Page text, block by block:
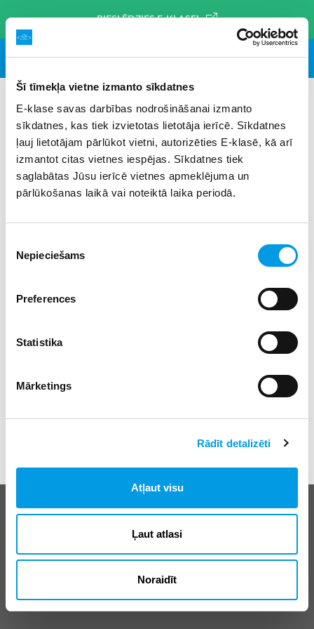
Šī tīmekļa vietne izmanto sīkdatnes
E-klase savas darbības nodrošināšanai izmanto
sīkdatnes, kas tiek izvietotas lietotāja ierīcē. Sīkdatnes
ļauj lietotājam pārlūkot vietni, autorizēties E-klasē, kā arī
izmantot citas vietnes iespējas. Sīkdatnes tiek
saglabātas Jūsu ierīcē vietnes apmeklējuma un
pārlūkošanas laikā vai noteiktā laika periodā.
izvēle
Nepieciešams
Preferences
Statistika
Mārketings
Rādīt detalizēti
Atļaut visu
Ļaut atlasi
Noraidīt
PIESLĒDZIES E-KLASEI
#reliģija
Biežāk uzdotie jautājumi
E-klases lietošanas noteikumi